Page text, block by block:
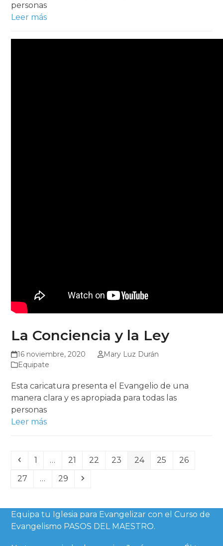
personas
Leer más
La Conciencia y la Ley
16 noviembre, 2020
Mary Luz Durán
Equipate
Esta caricatura presenta el Evangelio de una
manera clara y es apropiada para todas las
personas
Leer más
Anterior
Page
1 … Page
21 Page
22 Page
23 Page
24 Page
25 Page
26
Page
27 … Page
29 Siguiente
Equipa tu Iglesia para Evangelizar con el Curso de
Evangelismo PASOS DEL MAESTRO.